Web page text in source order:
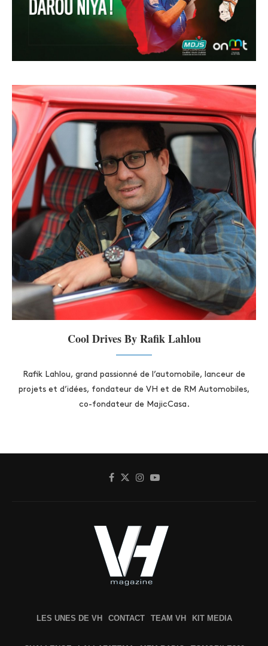
Cool Drives By Rafik Lahlou
Rafik Lahlou, grand passionné de l’automobile, lanceur de
projets et d’idées, fondateur de VH et de RM Automobiles,
co-fondateur de MajicCasa.
LES UNES DE VH CONTACT TEAM VH KIT MEDIA